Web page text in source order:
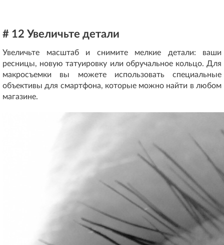
# 12 Увеличьте детали
Увеличьте масштаб и снимите мелкие детали: ваши
ресницы, новую татуировку или обручальное кольцо. Для
макросъемки вы можете использовать специальные
объективы для смартфона, которые можно найти в любом
магазине.